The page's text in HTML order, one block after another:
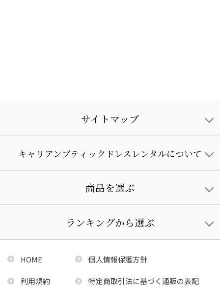
サイトマップ
キャリアンブティックドレスレンタルについて
商品を選ぶ
ランキングから選ぶ
HOME 個人情報保護方針
利用規約 特定商取引法に基づく通販の表記